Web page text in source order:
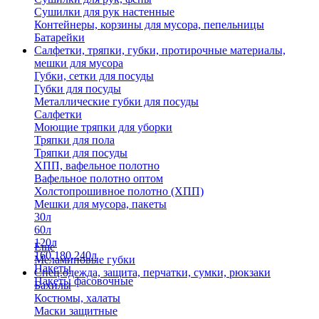
Сушилки для рук настенные
Контейнеры, корзины для мусора, пепельницы
Батарейки
Салфетки, тряпки, губки, протирочные материалы,
мешки для мусора
Губки, сетки для посуды
Губки для посуды
Металлические губки для посуды
Салфетки
Моющие тряпки для уборки
Тряпки для пола
Тряпки для посуды
ХПП, вафельное полотно
Вафельное полотно оптом
Холстопрошивное полотно (ХПП)
Мешки для мусора, пакеты
30л
60л
120л
160,180,240л
Пакеты
Пакеты фасовочные
Еще
Меламиновые губки
Спец.одежда, защита, перчатки, сумки, рюкзаки
Бахилы
Костюмы, халаты
Маски защитные